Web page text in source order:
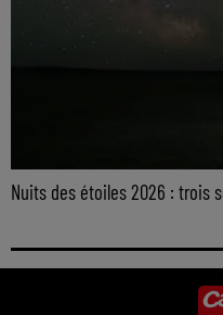
Nuits des étoiles 2026 : trois